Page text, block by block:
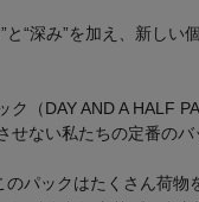
ントまとめ買い
ト
と“深み”を加え、新しい
ク（DAY AND A HALF
せない私たちの定番の
パックはたくさん荷物